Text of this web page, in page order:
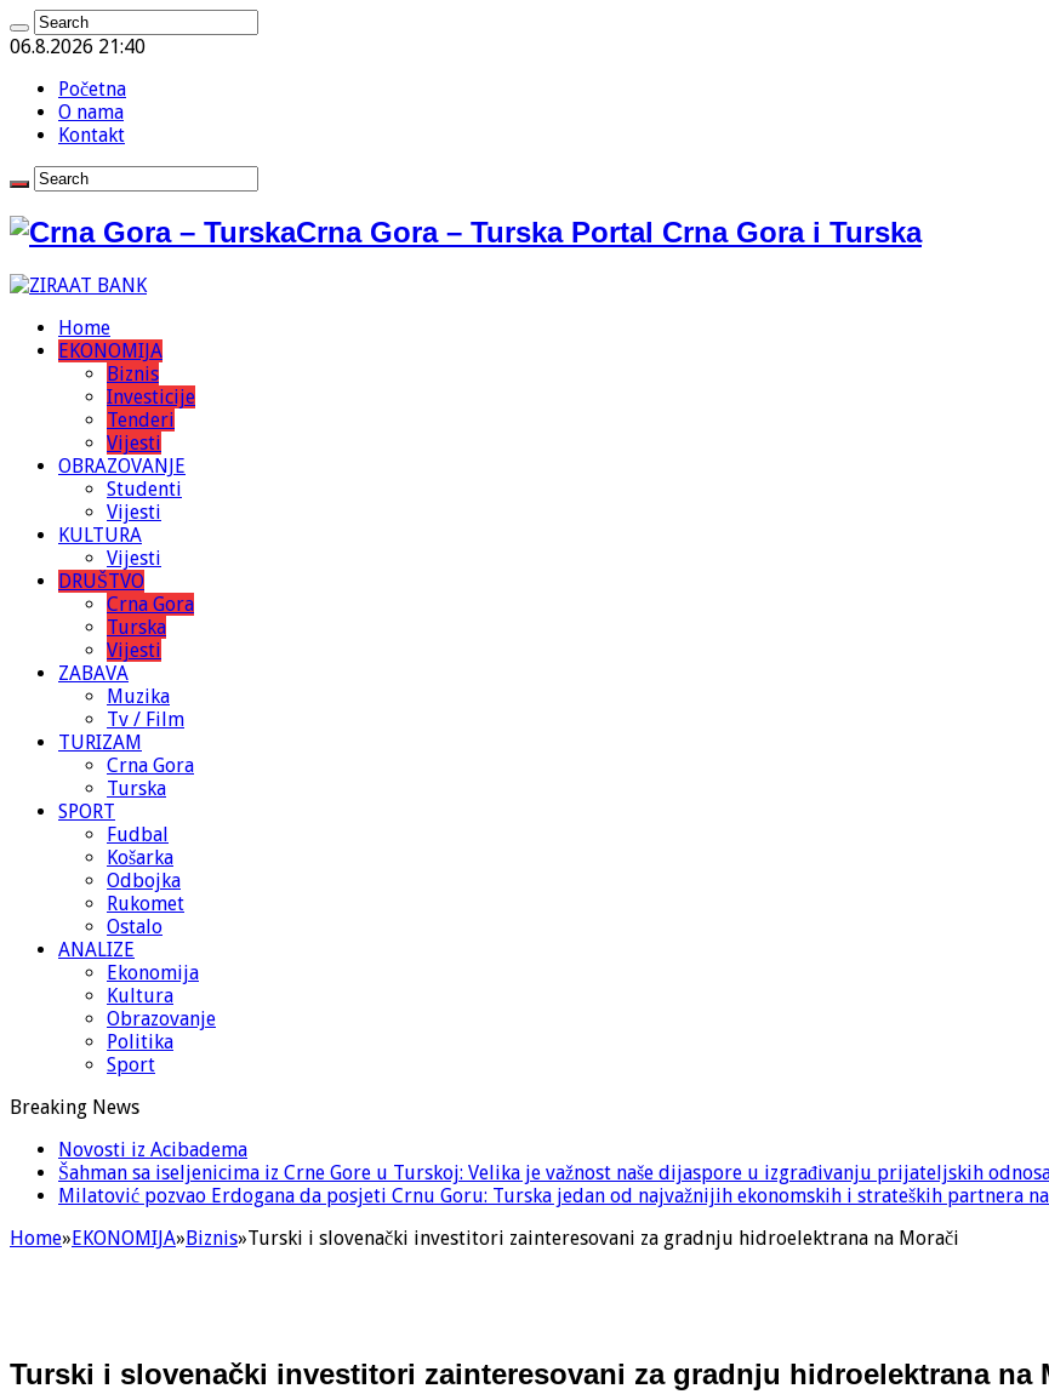
06.8.2026 21:40
Početna
O nama
Kontakt
Crna Gora – Turska Portal Crna Gora i Turska
Home
EKONOMIJA
Biznis
Investicije
Tenderi
Vijesti
OBRAZOVANJE
Studenti
Vijesti
KULTURA
Vijesti
DRUŠTVO
Crna Gora
Turska
Vijesti
ZABAVA
Muzika
Tv / Film
TURIZAM
Crna Gora
Turska
SPORT
Fudbal
Košarka
Odbojka
Rukomet
Ostalo
ANALIZE
Ekonomija
Kultura
Obrazovanje
Politika
Sport
Breaking News
Novosti iz Acibadema
Šahman sa iseljenicima iz Crne Gore u Turskoj: Velika je važnost naše dijaspore u izgrađivanju prijateljskih
Milatović pozvao Erdogana da posjeti Crnu Goru: Turska jedan od najvažnijih ekonomskih i strateških partnera
Home»EKONOMIJA»Biznis»Turski i slovenački investitori zainteresovani za gradnju hidroelektrana na Morači
Turski i slovenački investitori zainteresovani za gradnju hidroelektrana na